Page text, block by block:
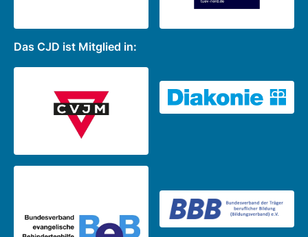
Das CJD ist Mitglied in: